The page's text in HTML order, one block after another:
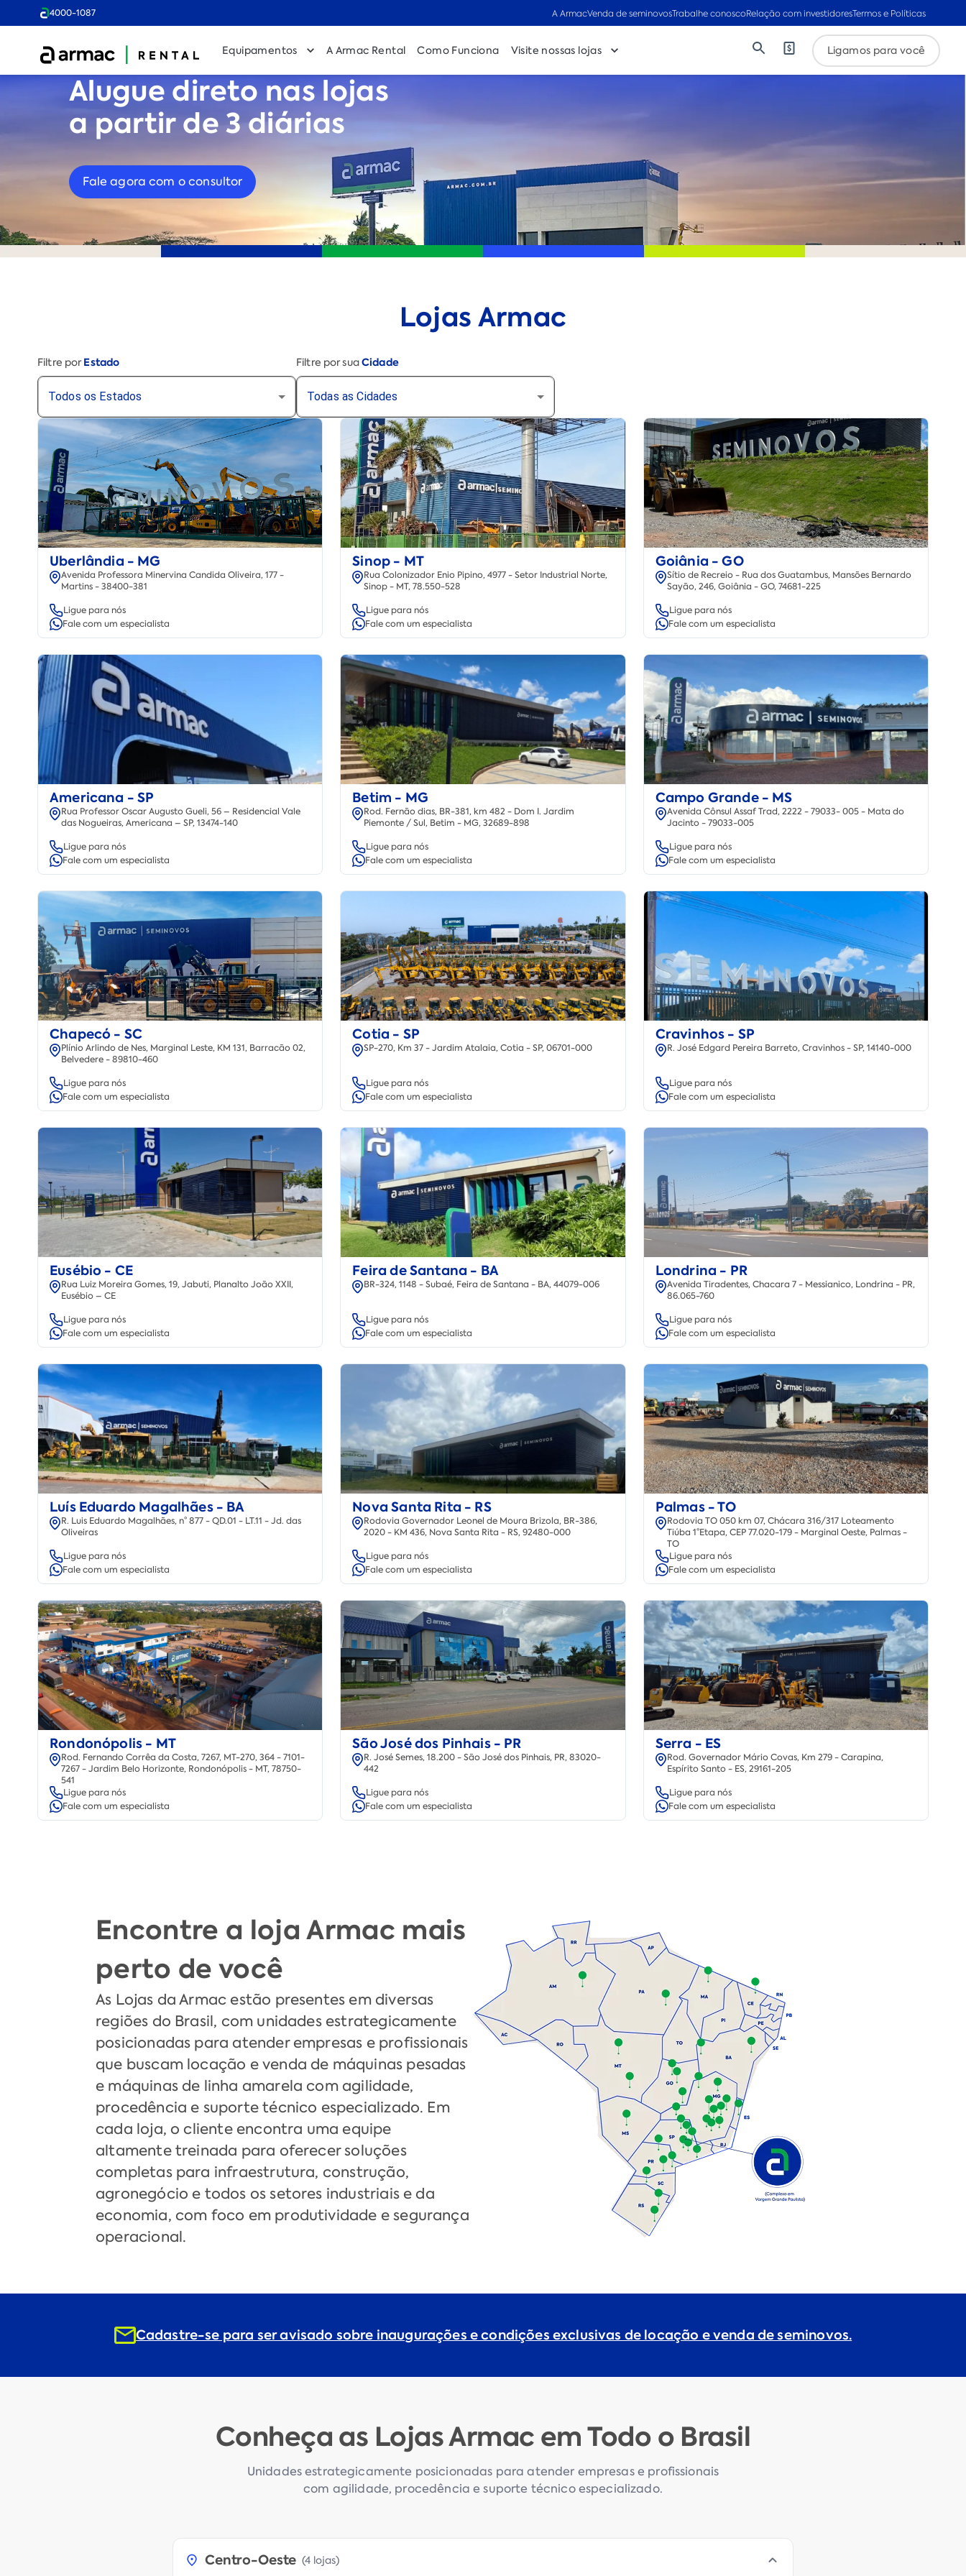
4000-1087 A ArmacVenda de seminovosTrabalhe conoscoRelação com investidoresTermos e Políticas
Equipamentos A Armac Rental Como Funciona Visite nossas lojas Ligamos para você
Alugue direto nas lojas
a partir de 3 diárias
Fale agora com o consultor
Lojas Armac
Filtre por Estado
Todos os Estados
Filtre por suaCidade
Todas as Cidades
Uberlândia - MG
Avenida Professora Minervina Candida Oliveira, 177 -
Martins - 38400-381
Ligue para nós
Fale com um especialista
Sinop - MT
Rua Colonizador Enio Pipino, 4977 - Setor Industrial Norte,
Sinop - MT, 78.550-528
Ligue para nós
Fale com um especialista
Goiânia - GO
Sítio de Recreio - Rua dos Guatambus, Mansões Bernardo
Sayão, 246, Goiânia - GO, 74681-225
Ligue para nós
Fale com um especialista
Americana - SP
Rua Professor Oscar Augusto Gueli, 56 – Residencial Vale
das Nogueiras, Americana – SP, 13474-140
Ligue para nós
Fale com um especialista
Betim - MG
Rod. Fernão dias, BR-381, km 482 - Dom I. Jardim
Piemonte / Sul, Betim - MG, 32689-898
Ligue para nós
Fale com um especialista
Campo Grande - MS
Avenida Cônsul Assaf Trad, 2222 - 79033- 005 - Mata do
Jacinto - 79033-005
Ligue para nós
Fale com um especialista
Chapecó - SC
Plínio Arlindo de Nes, Marginal Leste, KM 131, Barracão 02,
Belvedere - 89810-460
Ligue para nós
Fale com um especialista
Cotia - SP
SP-270, Km 37 - Jardim Atalaia, Cotia - SP, 06701-000
Ligue para nós
Fale com um especialista
Cravinhos - SP
R. José Edgard Pereira Barreto, Cravinhos - SP, 14140-000
Ligue para nós
Fale com um especialista
Eusébio - CE
Rua Luiz Moreira Gomes, 19, Jabuti, Planalto João XXII,
Eusébio – CE
Ligue para nós
Fale com um especialista
Feira de Santana - BA
BR-324, 1148 - Subaé, Feira de Santana - BA, 44079-006
Ligue para nós
Fale com um especialista
Londrina - PR
Avenida Tiradentes, Chacara 7 - Messianico, Londrina - PR,
86.065-760
Ligue para nós
Fale com um especialista
Luís Eduardo Magalhães - BA
R. Luis Eduardo Magalhães, n° 877 - QD.01 - LT.11 - Jd. das
Oliveiras
Ligue para nós
Fale com um especialista
Nova Santa Rita - RS
Rodovia Governador Leonel de Moura Brizola, BR-386,
2020 - KM 436, Nova Santa Rita - RS, 92480-000
Ligue para nós
Fale com um especialista
Palmas - TO
Rodovia TO 050 km 07, Chácara 316/317 Loteamento
Tiúba 1°Etapa, CEP 77.020-179 - Marginal Oeste, Palmas -
TO
Ligue para nós
Fale com um especialista
Rondonópolis - MT
Rod. Fernando Corrêa da Costa, 7267, MT-270, 364 - 7101-
7267 - Jardim Belo Horizonte, Rondonópolis - MT, 78750-
541
Ligue para nós
Fale com um especialista
São José dos Pinhais - PR
R. José Semes, 18.200 - São José dos Pinhais, PR, 83020-
442
Ligue para nós
Fale com um especialista
Serra - ES
Rod. Governador Mário Covas, Km 279 - Carapina,
Espírito Santo - ES, 29161-205
Ligue para nós
Fale com um especialista
Encontre a loja Armac mais
perto de você
As Lojas da Armac estão presentes em diversas
regiões do Brasil, com unidades estrategicamente
posicionadas para atender empresas e profissionais
que buscam locação e venda de máquinas pesadas
e máquinas de linha amarela com agilidade,
procedência e suporte técnico especializado. Em
cada loja, o cliente encontra uma equipe
altamente treinada para oferecer soluções
completas para infraestrutura, construção,
agronegócio e todos os setores industriais e da
economia, com foco em produtividade e segurança
operacional.
Cadastre-se para ser avisado sobre inaugurações e condições exclusivas de locação e venda de seminovos.
Conheça as Lojas Armac em Todo o Brasil
Unidades estrategicamente posicionadas para atender empresas e profissionais
com agilidade, procedência e suporte técnico especializado.
Centro-Oeste (4 lojas)